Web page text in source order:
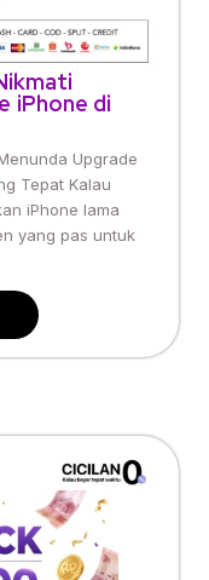
iPhone di
Upgrade
Tepat Kalau
iPhone lama
yang pas untuk